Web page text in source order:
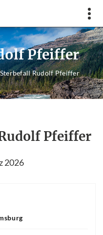
Pfeiffer
Sterbefall Rudolf Pfeiffer
Pfeiffer
2026